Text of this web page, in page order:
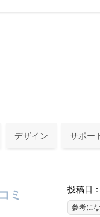
デザイン サポー
ミ 投稿日
参考に